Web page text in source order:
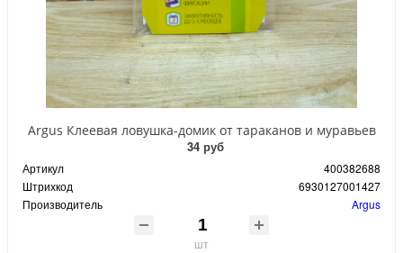
Argus Клеевая ловушка-домик от тараканов и муравьев
34 руб
Артикул
400382688
Штрихкод
6930127001427
Производитель
Argus
шт